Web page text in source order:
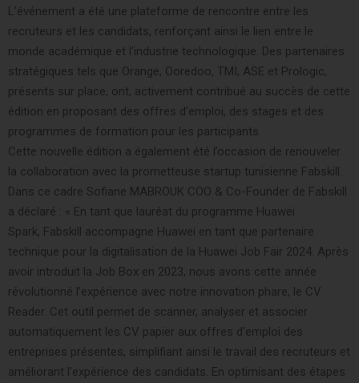
L’événement a été une plateforme de rencontre entre les
recruteurs et les candidats, renforçant ainsi le lien entre le
monde académique et l’industrie technologique. Des partenaires
stratégiques tels que Orange, Ooredoo, TMI, ASE et Prologic,
présents sur place, ont, activement contribué au succès de cette
édition en proposant des offres d’emploi, des stages et des
programmes de formation pour les participants.
Cette nouvelle édition a également été l’occasion de renouveler
la collaboration avec la prometteuse startup tunisienne Fabskill.
Dans ce cadre Sofiane MABROUK COO & Co-Founder de Fabskill
a déclaré : « En tant que lauréat du programme Huawei
Spark, Fabskill accompagne Huawei en tant que partenaire
technique pour la digitalisation de la Huawei Job Fair 2024. Après
avoir introduit la Job Box en 2023, nous avons cette année
révolutionné l’expérience avec notre innovation phare, le CV
Reader. Cet outil permet de scanner, analyser et associer
automatiquement les CV papier aux offres d’emploi des
entreprises présentes, simplifiant ainsi le travail des recruteurs et
améliorant l’expérience des candidats. En optimisant des étapes